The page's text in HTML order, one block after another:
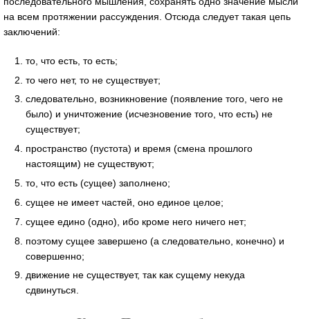
на всем протяжении рассуждения. Отсюда следует такая цепь
заключений:
то, что есть, то есть;
то чего нет, то не существует;
следовательно, возникновение (появление того, чего не
было) и уничтожение (исчезновение того, что есть) не
существует;
пространство (пустота) и время (смена прошлого
настоящим) не существуют;
то, что есть (сущее) заполнено;
сущее не имеет частей, оно единое целое;
сущее едино (одно), ибо кроме него ничего нет;
поэтому сущее завершено (а следовательно, конечно) и
совершенно;
движение не существует, так как сущему некуда
сдвинуться.